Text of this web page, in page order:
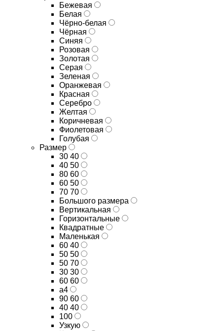
Бежевая
Белая
Чёрно-белая
Чёрная
Синяя
Розовая
Золотая
Серая
Зеленая
Оранжевая
Красная
Серебро
Желтая
Коричневая
Фиолетовая
Голубая
Размер
30 40
40 50
80 60
60 50
70 70
Большого размера
Вертикальная
Горизонтальные
Квадратные
Маленькая
60 40
50 50
50 70
30 30
60 60
а4
90 60
40 40
100
Узкую